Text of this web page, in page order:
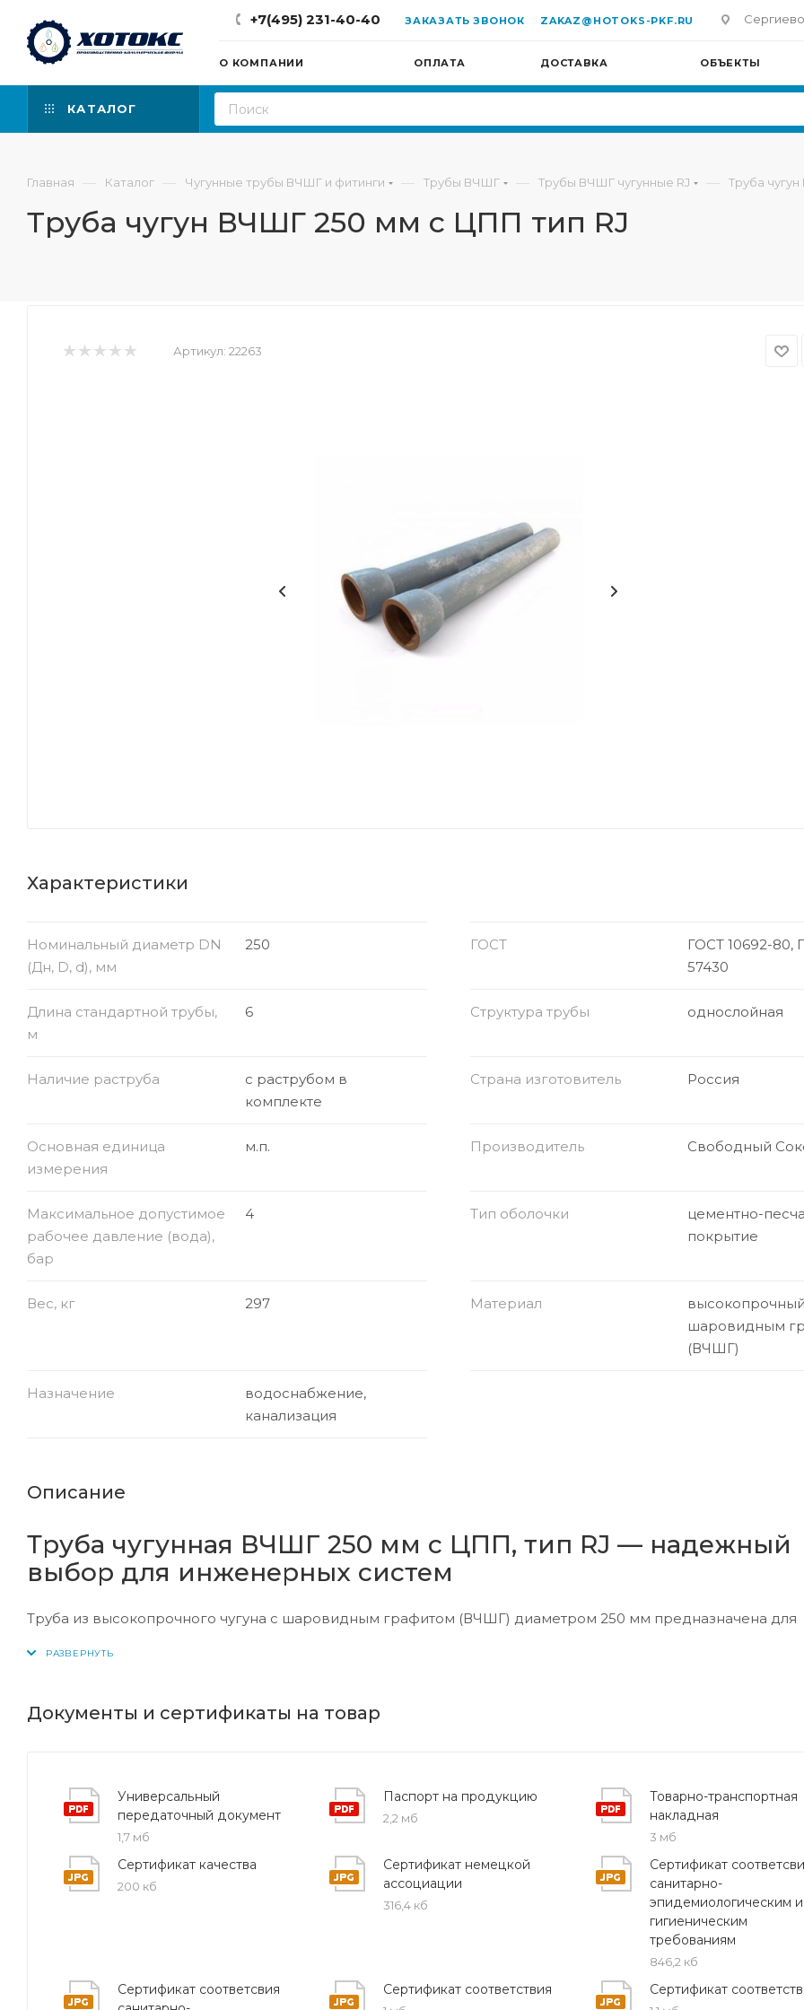
+7(495) 231-40-40 ЗАКАЗАТЬ ЗВОНОК ZAKAZ@HOTOKS-PKF.RU
О КОМПАНИИ ОПЛАТА ДОСТАВКА ОБЪЕКТЫ
КАТАЛОГ
Главная — Каталог — Чугунные трубы ВЧШГ и фитинги — Трубы ВЧШГ — Трубы ВЧШГ чугунные RJ — Труба
Труба чугун ВЧШГ 250 мм с ЦПП тип RJ
Артикул: 22263
Характеристики
Номинальный диаметр DN
(Дн, D, d), мм
250 ГОСТ
ГОСТ 10692-80,
57430
Длина стандартной трубы,
м
6 Структура трубы однослойная
Наличие раструба
с раструбом в
комплекте
Страна изготовитель Россия
Основная единица
измерения
м.п. Производитель Свободный
Максимальное допустимое
рабочее давление (вода),
бар
4 Тип оболочки
цементно-
покрытие
Вес, кг 297 Материал
высокопрочный
шаровидным
(ВЧШГ)
Назначение
водоснабжение,
канализация
Описание
Труба чугунная ВЧШГ 250 мм с ЦПП, тип RJ — надежный
выбор для инженерных систем
Труба из высокопрочного чугуна с шаровидным графитом (ВЧШГ) диаметром 250 мм предназначена для
Материал изготовления — ВЧШГ (высокопрочный чугун);
Покрытие — внутреннее цементно-песчаное (ЦПП);
Соединение — раструбное, тип RJ (резиновое уплотнение);
Соответствие ГОСТ 9583-2016 и ТУ производителя;
Документы и сертификаты на товар
Универсальный
передаточный документ
1,7 мб
Паспорт на продукцию
2,2 мб
Товарно-транспортная
накладная
3 мб
Сертификат качества
200 кб
Сертификат немецкой
ассоциации
316,4 кб
Сертификат
санитарно-
эпидемиологическим и
гигиеническим
требованиям
846,2 кб
Сертификат соответсвия
Сертификат соответствия Сертификат